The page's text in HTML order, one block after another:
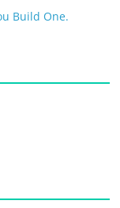
Build One.